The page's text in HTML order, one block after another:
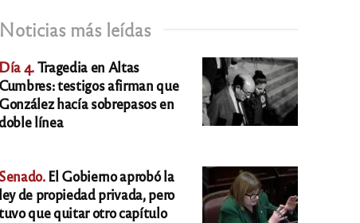
Noticias más leídas
Día 4.Tragedia en Altas
Cumbres: testigos afirman que
González hacía sobrepasos en
línea
Senado.El Gobierno aprobó la
ley de propiedad privada, pero
que quitar otro capítulo